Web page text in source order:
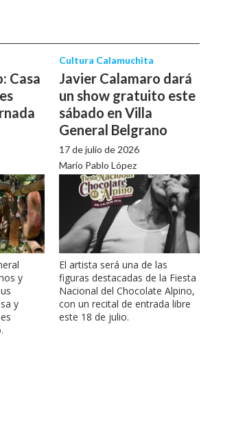
Casa
y
y
Javier Calamaro dará
un show gratuito este
sábado en Villa
General Belgrano
Mario Pablo López
Cultura Calamuchita
17 de julio de 2026
El artista será una de las
figuras destacadas de la Fiesta
Nacional del Chocolate Alpino,
con un recital de entrada libre
este 18 de julio.